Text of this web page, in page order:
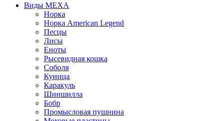
Виды МЕХА
Норка
Норка American Legend
Песцы
Лисы
Еноты
Рысевидная кошка
Соболя
Куница
Каракуль
Шиншилла
Бобр
Промысловая пушнина